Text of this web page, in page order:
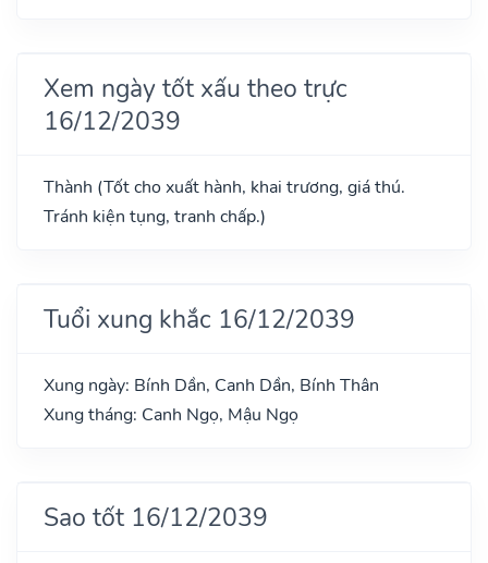
Xem ngày tốt xấu theo trực
16/12/2039
Thành (Tốt cho xuất hành, khai trương, giá thú.
Tránh kiện tụng, tranh chấp.)
Tuổi xung khắc 16/12/2039
Xung ngày: Bính Dần, Canh Dần, Bính Thân
Xung tháng: Canh Ngọ, Mậu Ngọ
Sao tốt 16/12/2039